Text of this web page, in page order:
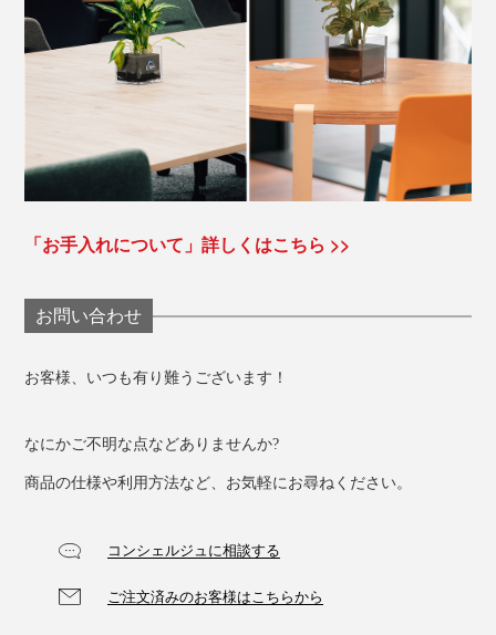
「お手入れについて」詳しくはこちら >>
お問い合わせ
お客様、いつも有り難うございます！
なにかご不明な点などありませんか?
商品の仕様や利用方法など、お気軽にお尋ねください。
コンシェルジュに相談する
ご注文済みのお客様はこちらから